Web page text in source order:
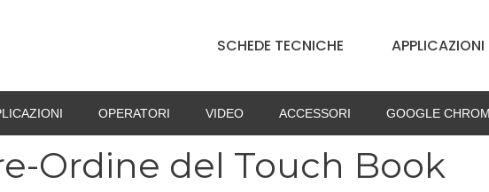
SCHEDE TECNICHE APPLICAZIONI
OPERATORI VIDEO ACCESSORI GOOGLE
Ordine del Touch Book